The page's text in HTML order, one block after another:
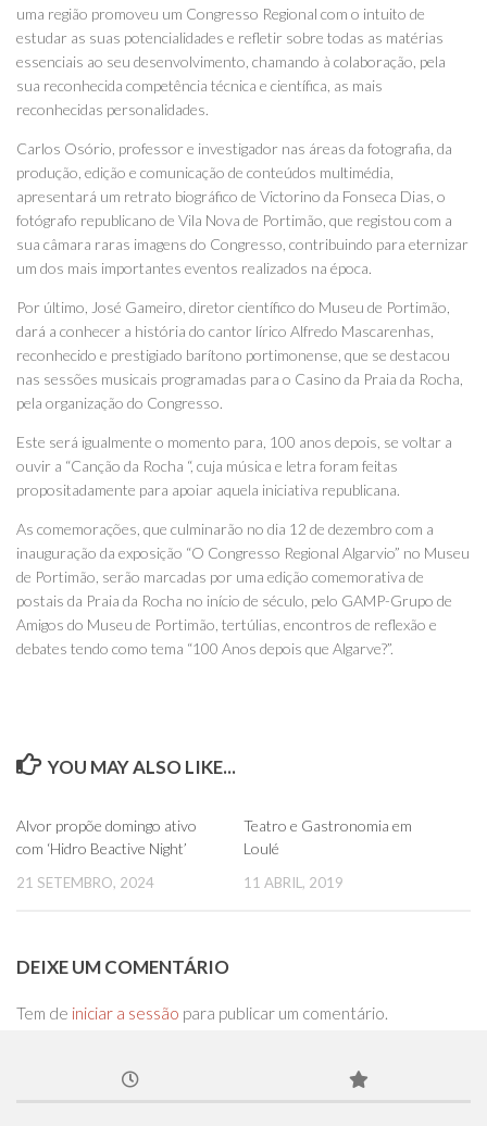
uma região promoveu um Congresso Regional com o intuito de
estudar as suas potencialidades e refletir sobre todas as matérias
essenciais ao seu desenvolvimento, chamando à colaboração, pela
sua reconhecida competência técnica e científica, as mais
reconhecidas personalidades.
Carlos Osório, professor e investigador nas áreas da fotografia, da
produção, edição e comunicação de conteúdos multimédia,
apresentará um retrato biográfico de Victorino da Fonseca Dias, o
fotógrafo republicano de Vila Nova de Portimão, que registou com a
sua câmara raras imagens do Congresso, contribuindo para eternizar
um dos mais importantes eventos realizados na época.
Por último, José Gameiro, diretor científico do Museu de Portimão,
dará a conhecer a história do cantor lírico Alfredo Mascarenhas,
reconhecido e prestigiado barítono portimonense, que se destacou
nas sessões musicais programadas para o Casino da Praia da Rocha,
pela organização do Congresso.
Este será igualmente o momento para, 100 anos depois, se voltar a
ouvir a “Canção da Rocha “, cuja música e letra foram feitas
propositadamente para apoiar aquela iniciativa republicana.
As comemorações, que culminarão no dia 12 de dezembro com a
inauguração da exposição “O Congresso Regional Algarvio” no Museu
de Portimão, serão marcadas por uma edição comemorativa de
postais da Praia da Rocha no início de século, pelo GAMP-Grupo de
Amigos do Museu de Portimão, tertúlias, encontros de reflexão e
debates tendo como tema “100 Anos depois que Algarve?”.
YOU MAY ALSO LIKE...
Alvor propõe domingo ativo
com ‘Hidro Beactive Night’
21 SETEMBRO, 2024
Teatro e Gastronomia em
Loulé
11 ABRIL, 2019
DEIXE UM COMENTÁRIO
Tem de iniciar a sessão para publicar um comentário.